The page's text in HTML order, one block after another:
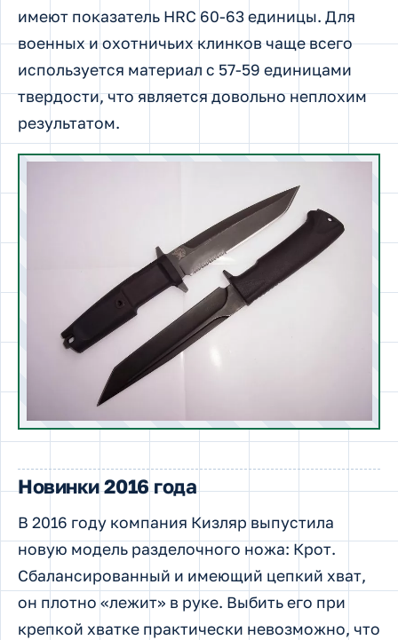
имеют показатель HRC 60-63 единицы. Для
военных и охотничьих клинков чаще всего
используется материал с 57-59 единицами
твердости, что является довольно неплохим
результатом.
Новинки 2016 года
В 2016 году компания Кизляр выпустила
новую модель разделочного ножа: Крот.
Сбалансированный и имеющий цепкий хват,
он плотно «лежит» в руке. Выбить его при
крепкой хватке практически невозможно, что